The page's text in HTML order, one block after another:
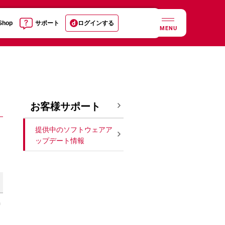
サポート ログインする
MENU
お客様サポート
提供中のソフトウェアア
ップデート情報